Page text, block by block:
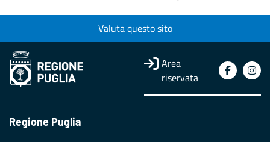
Valuta questo sito
Area
riservata
Regione Puglia